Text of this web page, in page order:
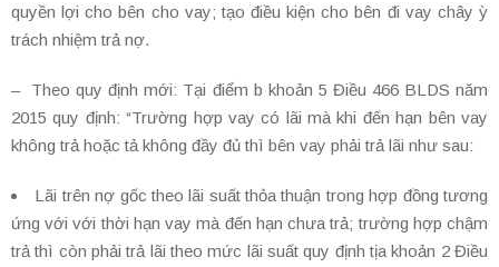
quyền lợi cho bên cho vay; tạo điều kiện cho bên đi vay chây ỳ
trách nhiệm trả nợ.
– Theo quy định mới: Tại điểm b khoản 5 Điều 466 BLDS năm
2015 quy định: “Trường hợp vay có lãi mà khi đến hạn bên vay
không trả hoặc tả không đầy đủ thì bên vay phải trả lãi như sau:
Lãi trên nợ gốc theo lãi suất thỏa thuận trong hợp đồng tương
ứng với với thời hạn vay mà đến hạn chưa trả; trường hợp chậm
trả thì còn phải trả lãi theo mức lãi suất quy định tịa khoản 2 Điều